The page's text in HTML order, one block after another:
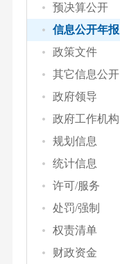
预决算公开
信息公开年报
政策文件
其它信息公开
政府领导
政府工作机构
规划信息
统计信息
许可/服务
处罚/强制
权责清单
财政资金